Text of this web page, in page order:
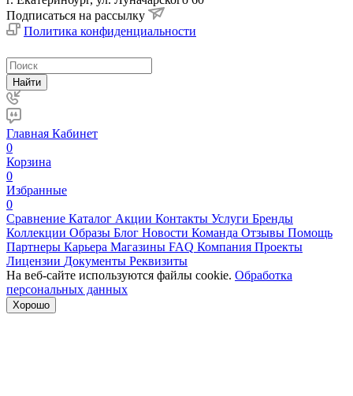
Подписаться на рассылку
Политика конфиденциальности
Найти
Главная Кабинет
0
Корзина
0
Избранные
0
Сравнение Каталог Акции Контакты Услуги Бренды
Коллекции Образы Блог Новости Команда Отзывы Помощь
Партнеры Карьера Магазины FAQ Компания Проекты
Лицензии Документы Реквизиты
На веб-сайте используются файлы cookie. Обработка
персональных данных
Хорошо